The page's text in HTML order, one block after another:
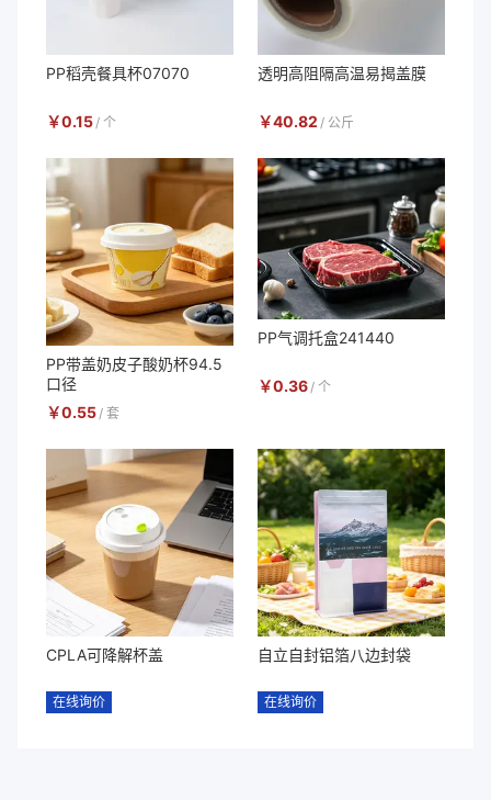
PP稻壳餐具杯07070
￥0.15/ 个
透明高阻隔高温易揭盖膜
￥40.82 / 公斤
PP带盖奶皮子酸奶杯94.5
口径
￥0.55/ 套
PP气调托盒241440
￥0.36 / 个
CPLA可降解杯盖
在线询价
自立自封铝箔八边封袋
在线询价